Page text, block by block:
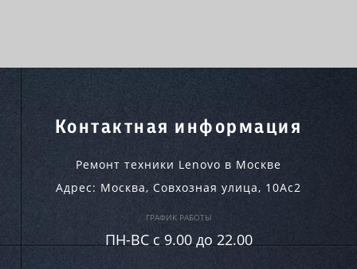
Контактная информация
Ремонт техники Lenovo в Москве
Адрес: Москва, Совхозная улица, 10Ас2
ГРАФИК РАБОТЫ
ПН-ВC c 9.00 до 22.00